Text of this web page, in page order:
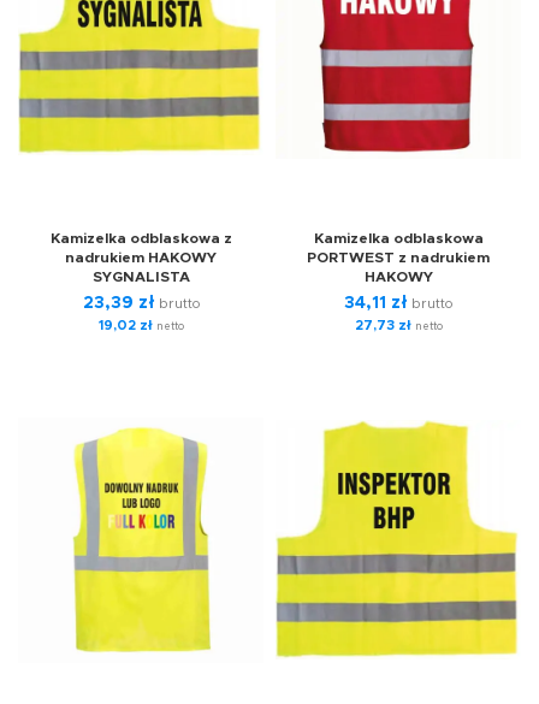
Kamizelka odblaskowa z
nadrukiem HAKOWY
SYGNALISTA
23,39 zł brutto
19,02 złnetto
Kamizelka odblaskowa
PORTWEST z nadrukiem
HAKOWY
34,11 zł brutto
27,73 złnetto